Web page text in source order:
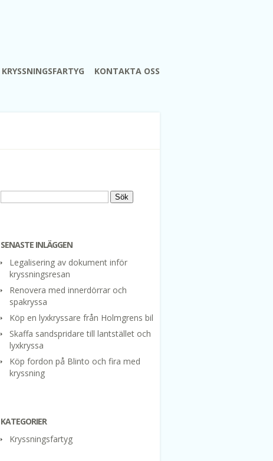
KRYSSNINGSFARTYG KONTAKTA OSS
Sök
efter:
SENASTE INLÄGGEN
Legalisering av dokument inför
kryssningsresan
Renovera med innerdörrar och
spakryssa
Köp en lyxkryssare från Holmgrens bil
Skaffa sandspridare till lantstället och
lyxkryssa
Köp fordon på Blinto och fira med
kryssning
KATEGORIER
Kryssningsfartyg